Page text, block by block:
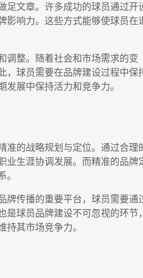
足文章。许多成功的球员通过开
影响力。这些方式能够使球员在
调整。随着社会和市场需求的变
，球员需要在品牌建设过程中保
展中保持活力和竞争力。
准的战略规划与定位。通过合理
业生涯协调发展。而精准的品牌
牌传播的重要平台，球员需要通
球员品牌建设不可忽视的环节，
其市场竞争力。